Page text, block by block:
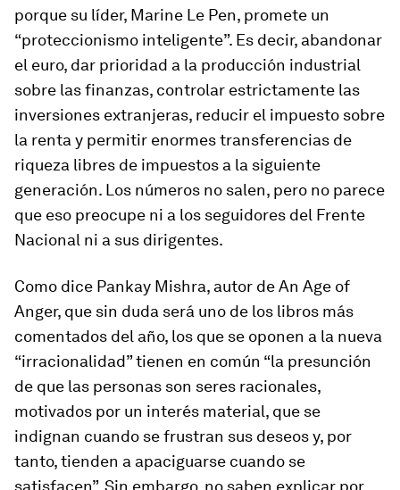
porque su líder, Marine Le Pen, promete un
“proteccionismo inteligente”. Es decir, abandonar
el euro, dar prioridad a la producción industrial
sobre las finanzas, controlar estrictamente las
inversiones extranjeras, reducir el impuesto sobre
la renta y permitir enormes transferencias de
riqueza libres de impuestos a la siguiente
generación. Los números no salen, pero no parece
que eso preocupe ni a los seguidores del Frente
Nacional ni a sus dirigentes.
Como dice Pankay Mishra, autor deAn Age of
Anger, que sin duda será uno de los libros más
comentados del año, los que se oponen a la nueva
“irracionalidad” tienen en común “la presunción
de que las personas son seres racionales,
motivados por un interés material, que se
indignan cuando se frustran sus deseos y, por
tanto, tienden a apaciguarse cuando se
satisfacen”. Sin embargo, no saben explicar por